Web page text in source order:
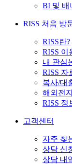
BI 및 배
RISS 처음 방
RISS란?
RISS 이
내 관심
RISS 자
복사/대
해외전
RISS 정
고객센터
자주 찾
상담 신
상담 내